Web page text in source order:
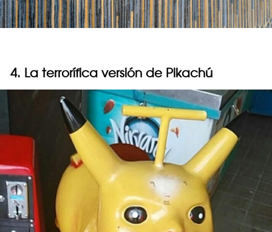
4. La terrorífica versión de Pikachú